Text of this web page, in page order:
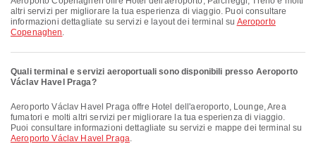
altri servizi per migliorare la tua esperienza di viaggio. Puoi consultare
informazioni dettagliate su servizi e layout dei terminal su Aeroporto
Copenaghen.
Quali terminal e servizi aeroportuali sono disponibili presso Aeroporto
Václav Havel Praga?
Aeroporto Václav Havel Praga offre Hotel dell'aeroporto, Lounge, Area
fumatori e molti altri servizi per migliorare la tua esperienza di viaggio.
Puoi consultare informazioni dettagliate su servizi e mappe dei terminal su
Aeroporto Václav Havel Praga.